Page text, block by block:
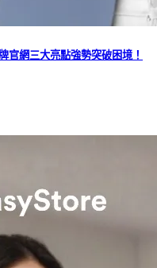
官網三大亮點強勢突破困境！